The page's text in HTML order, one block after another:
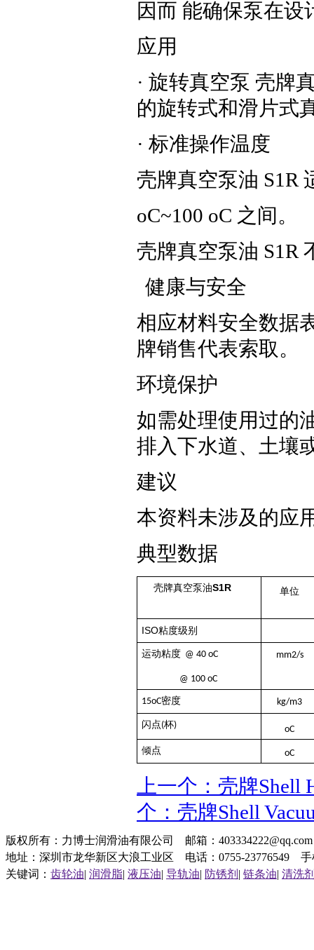
因而 能确保泵在
应用
· 旋转真空泵 壳牌
的旋转式和滑片式
· 标准操作温度
壳牌真空泵油 S1R
oC~100 oC 之间。
壳牌真空泵油 S1R
健康与安全
相应材料安全数据
牌销售代表索取。
环境保护
如需处理使用过的
排入下水道、土壤
建议
本资料未涉及的应
典型数据
壳牌真空泵油S1R 单位
ISO粘度级别
运动粘度 @ 40 oC
@ 100 oC
mm2/s
15oC密度 kg/m3
闪点(杯) oC
倾点 oC
上一个：壳牌Shell
个：壳牌Shell
版权所有：力博士润滑油有限公司 邮箱：
地址：深圳市龙华新区大浪工业区 电话：0755-23776549 手
关键词： 齿轮油| 润滑脂| 液压油| 导轨油| 防锈剂 | 链条油| 清洗